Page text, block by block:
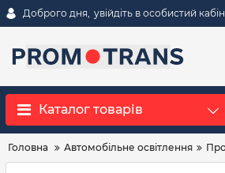
Доброго дня, увійдіть в особистий
Каталог товарів
Головна Автомобільне освітлення